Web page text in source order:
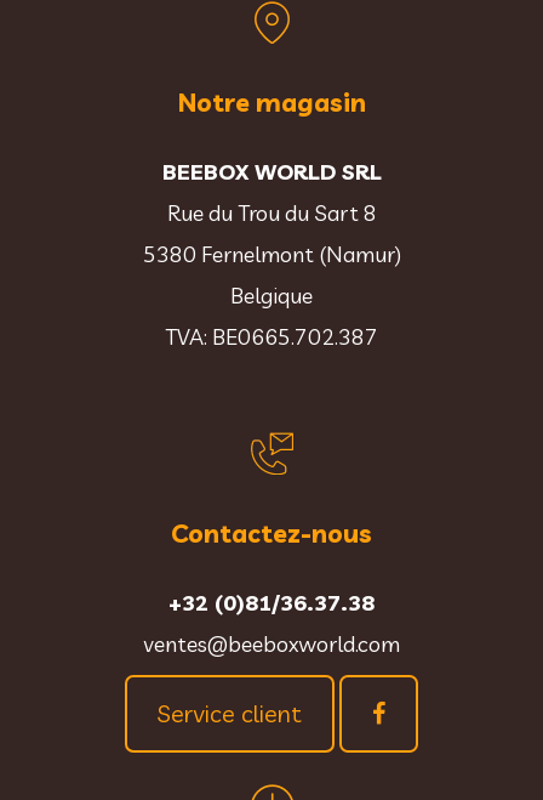
Notre magasin
BEEBOX WORLD SRL
Rue du Trou du Sart 8
5380 Fernelmont (Namur)
Belgique
TVA: BE0665.702.387
Contactez-nous
+32 (0)81/36.37.38
ventes@beeboxworld.com
Service client